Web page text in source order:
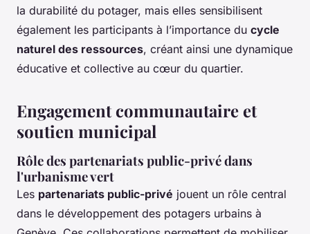
la durabilité du potager, mais elles sensibilisent
également les participants à l’importance du cycle
naturel des ressources, créant ainsi une dynamique
éducative et collective au cœur du quartier.
Engagement communautaire et
soutien municipal
Rôle des partenariats public-privé dans
l'urbanisme vert
Les partenariats public-privé jouent un rôle central
dans le développement des potagers urbains à